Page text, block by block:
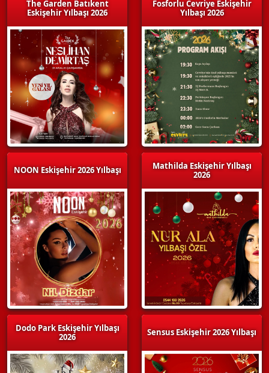
The Garden Batıkent
Eskişehir Yılbaşı 2026
NOON Eskişehir 2026 Yılbaşı
Dodo Park Eskişehir Yılbaşı
2026
Fosforlu Cevriye Eskişehir
Yılbaşı 2026
Mathilda Eskişehir Yılbaşı
2026
Sensus Eskişehir 2026 Yılbaşı